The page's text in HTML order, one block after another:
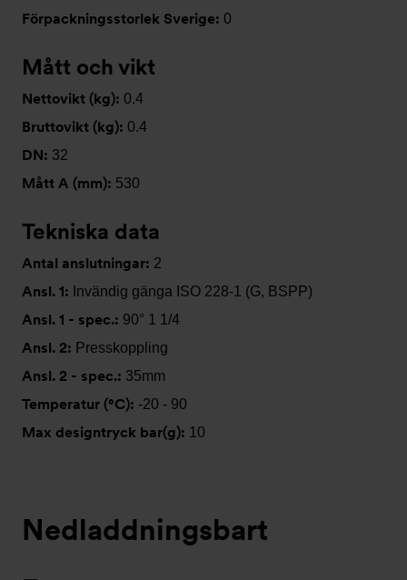
Förpackningsstorlek Sverige: 0
Mått och vikt
Nettovikt (kg): 0.4
Bruttovikt (kg): 0.4
DN: 32
Mått A (mm): 530
Tekniska data
Antal anslutningar: 2
Ansl. 1: Invändig gänga ISO 228-1 (G, BSPP)
Ansl. 1 - spec.: 90° 1 1/4
Ansl. 2: Presskoppling
Ansl. 2 - spec.: 35mm
Temperatur (°C): -20 - 90
Max designtryck bar(g): 10
Nedladdningsbart